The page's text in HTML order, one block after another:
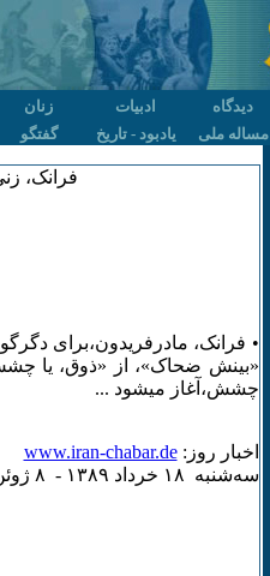
دیدگاه ادبیات زنان
مساله ملی یادبود - تاریخ گفتگو
فرانک،
• فرانک، مادرفریدون،برای
«بینش ضحاک»، از «ذوق، یا چششِ
چشش،آغاز میشود ...
اخبار روز:www.iran-chabar.de
سه‌شنبه ۱٨ خرداد ۱٣٨۹ - ٨ ژوئن ۲۰۱۰